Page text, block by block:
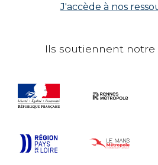
J'accède à nos
Ils soutiennent notre